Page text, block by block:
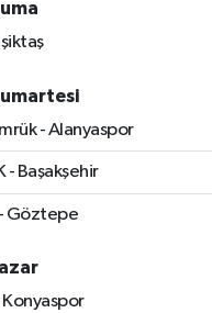
- Alanyaspor
- Başakşehir
Göztepe
Konyaspor